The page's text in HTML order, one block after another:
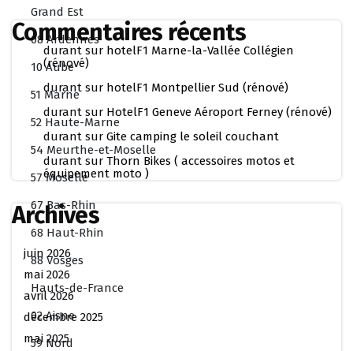
Grand Est
08 Ardennes
10 Aube
51 Marne
52 Haute-Marne
54 Meurthe-et-Moselle
57 Moselle
67 Bas-Rhin
68 Haut-Rhin
88 Vosges
Hauts-de-France
02 Aisne
59 Nord
Commentaires récents
durant sur hotelF1 Marne-la-Vallée Collégien
(rénové)
durant sur hotelF1 Montpellier Sud (rénové)
durant sur HotelF1 Geneve Aéroport Ferney (rénové)
durant sur Gite camping le soleil couchant
durant sur Thorn Bikes ( accessoires motos et
équipement moto )
Archives
juin 2026
mai 2026
avril 2026
décembre 2025
mai 2025